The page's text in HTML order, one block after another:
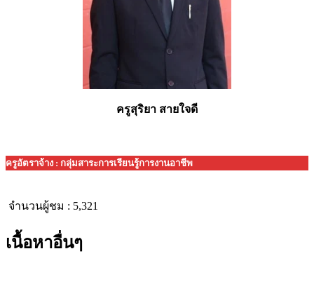
ครูสุริยา สายใจดี
ครูอัตราจ้าง : กลุ่มสาระการเรียนรู้การงานอาชีพ
จำนวนผู้ชม : 5,321
เนื้อหาอื่นๆ